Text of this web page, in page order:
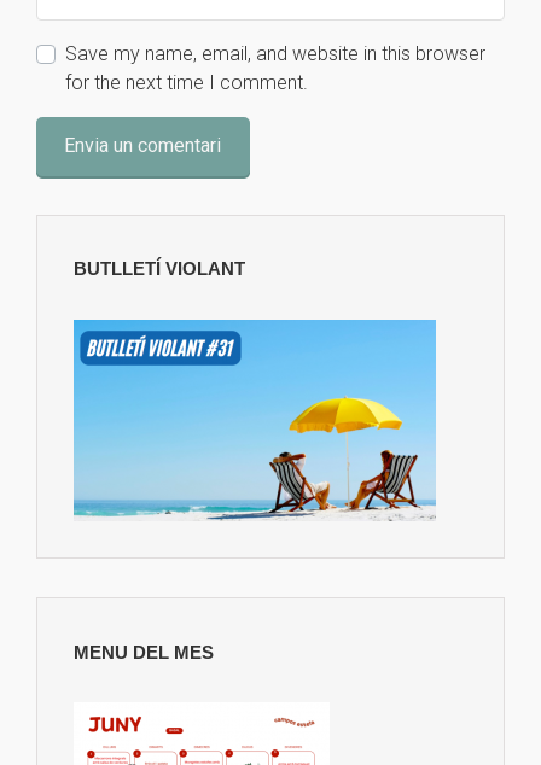
Save my name, email, and website in this browser
for the next time I comment.
BUTLLETÍ VIOLANT
MENU DEL MES